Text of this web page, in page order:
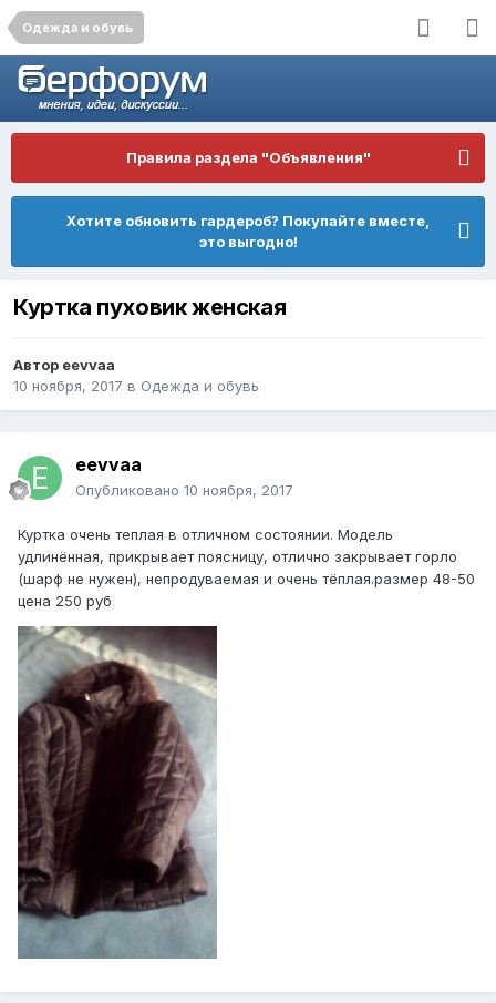
Одежда и обувь
Правила раздела "Объявления"
Хотите обновить гардероб? Покупайте вместе,
это выгодно!
Куртка пуховик женская
Автор eevvaa
10 ноября, 2017 в Одежда и обувь
eevvaa
Опубликовано 10 ноября, 2017
Куртка очень теплая в отличном состоянии. Модель
удлинённая, прикрывает поясницу, отлично закрывает горло
(шарф не нужен), непродуваемая и очень тёплая.размер 48-50
цена 250 руб